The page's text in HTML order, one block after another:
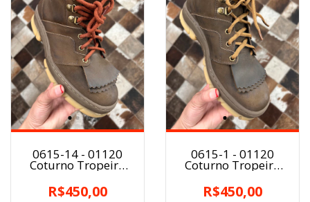
0615-14 - 01120
Coturno Tropeiro
Nobuck Cinza Rato
R$450,00
0615-1 - 01120
Coturno Tropeiro
Nobuck Cinza Rato
R$450,00